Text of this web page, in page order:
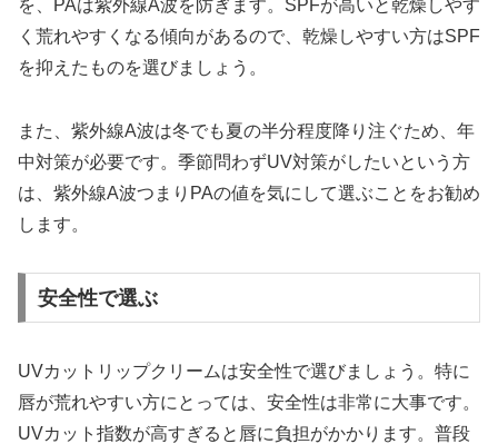
を、PAは紫外線A波を防ぎます。SPFが高いと乾燥しやす
く荒れやすくなる傾向があるので、乾燥しやすい方はSPF
を抑えたものを選びましょう。
また、紫外線A波は冬でも夏の半分程度降り注ぐため、年
中対策が必要です。季節問わずUV対策がしたいという方
は、紫外線A波つまりPAの値を気にして選ぶことをお勧め
します。
安全性で選ぶ
UVカットリップクリームは安全性で選びましょう。特に
唇が荒れやすい方にとっては、安全性は非常に大事です。
UVカット指数が高すぎると唇に負担がかかります。普段